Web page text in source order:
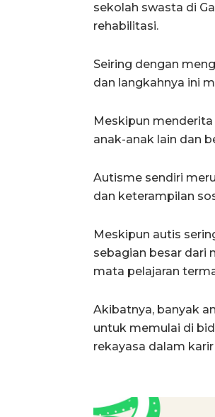
sekolah swasta di
rehabilitasi.
Seiring dengan
dan langkahnya ini
Meskipun
anak-anak lain dan
Autisme sendiri
dan keterampilan
Meskipun autis
sebagian besar dari
mata pelajaran
Akibatnya, banyak
untuk memulai di
rekayasa dalam